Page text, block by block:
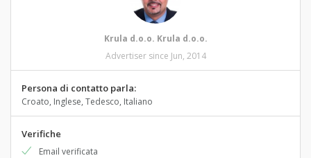
Krula d.o.o. Krula d.o.o.
Advertiser since Jun, 2014
Persona di contatto parla:
Croato, Inglese, Tedesco, Italiano
Verifiche
Email verificata